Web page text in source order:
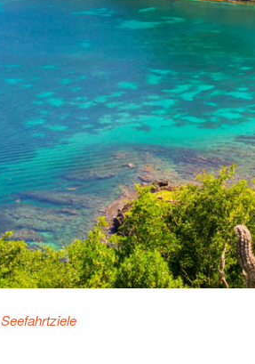
Seefahrtziele